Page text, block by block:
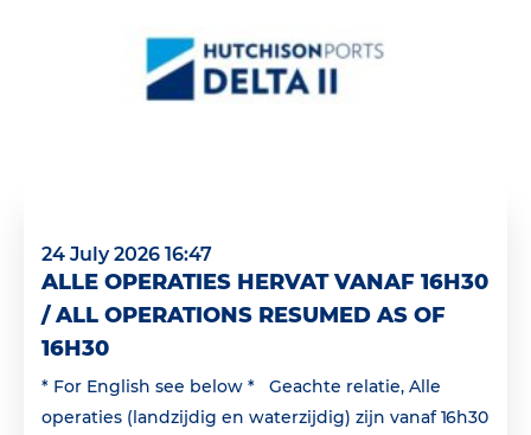
24 July 2026 16:47
ALLE OPERATIES HERVAT VANAF 16H30
/ ALL OPERATIONS RESUMED AS OF
16H30
* For English see below * Geachte relatie, Alle
operaties (landzijdig en waterzijdig) zijn vanaf 16h30